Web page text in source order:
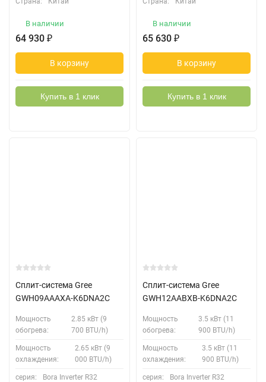
В наличии
64 930 ₽
В корзину
Купить в 1 клик
В наличии
65 630 ₽
В корзину
Купить в 1 клик
Сплит-система Gree
GWH09AAAXA-K6DNA2C
Мощность
обогрева:
2.85 кВт (9
700 BTU/h)
Мощность
охлаждения:
2.65 кВт (9
000 BTU/h)
серия: Bora Inverter R32
Сплит-система Gree
GWH12AABXB-K6DNA2C
Мощность
обогрева:
3.5 кВт (11
900 BTU/h)
Мощность
охлаждения:
3.5 кВт (11
900 BTU/h)
серия: Bora Inverter R32